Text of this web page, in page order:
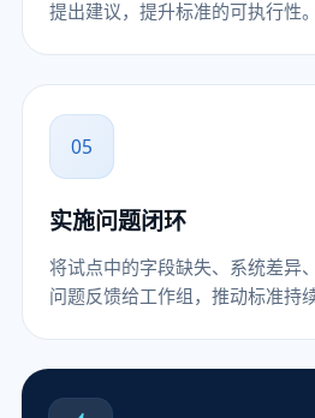
提出建议，提升标准的可执行性。
05
实施问题闭环
将试点中的字段缺失、系统差异
问题反馈给工作组，推动标准持